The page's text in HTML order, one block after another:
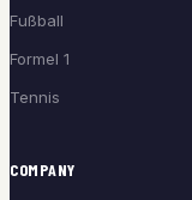
Fußball
Formel 1
Tennis
COMPANY